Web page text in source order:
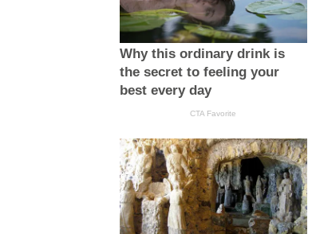
Why this ordinary drink is
the secret to feeling your
best every day
CTA Favorite